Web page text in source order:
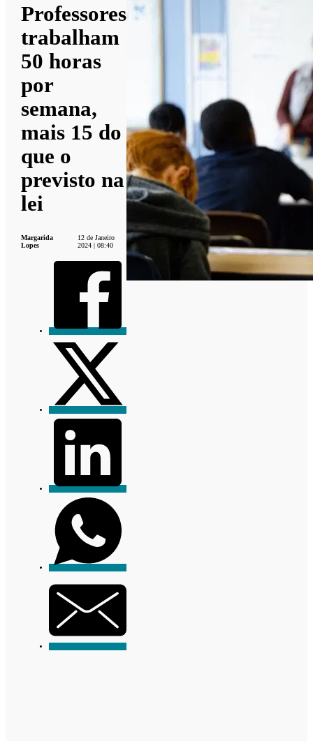
Professores
trabalham
50 horas
por
semana,
mais 15 do
que o
previsto na
lei
Margarida
Lopes
12 de Janeiro
2024 | 08:40